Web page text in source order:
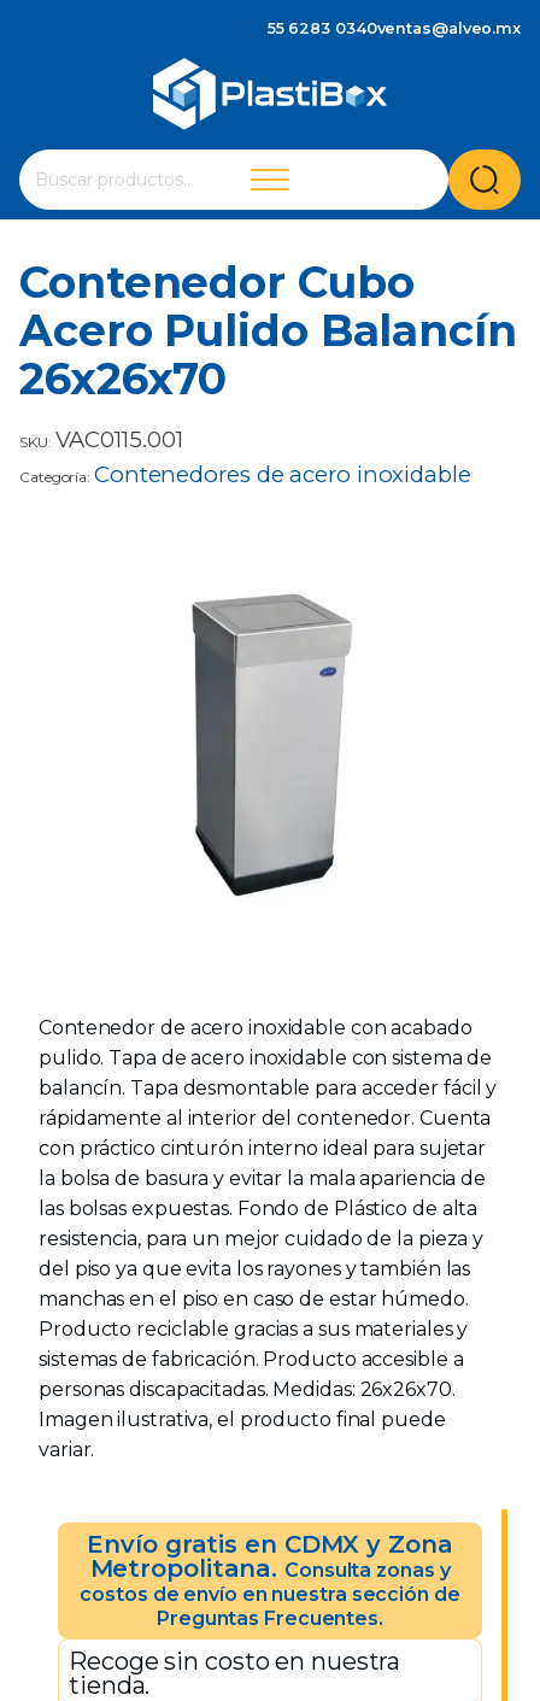
55 6283 0340ventas@alveo.mx
Buscar
por:
Cuando hay resultados autocompletados, puedes
Contenedor Cubo
Acero Pulido Balancín
26x26x70
SKU: VAC0115.001
Categoría: Contenedores de acero inoxidable
Contenedor de acero inoxidable con acabado
pulido. Tapa de acero inoxidable con sistema de
balancín. Tapa desmontable para acceder fácil y
rápidamente al interior del contenedor. Cuenta
con práctico cinturón interno ideal para sujetar
la bolsa de basura y evitar la mala apariencia de
las bolsas expuestas. Fondo de Plástico de alta
resistencia, para un mejor cuidado de la pieza y
del piso ya que evita los rayones y también las
manchas en el piso en caso de estar húmedo.
Producto reciclable gracias a sus materiales y
sistemas de fabricación. Producto accesible a
personas discapacitadas. Medidas: 26x26x70.
Imagen ilustrativa, el producto final puede
variar.
Envío gratis en CDMX y Zona
Metropolitana. Consulta zonas y
costos de envío en nuestra sección de
Preguntas Frecuentes.
Recoge sin costo en nuestra
tienda.